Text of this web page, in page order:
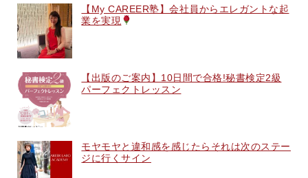
【My CAREER塾】会社員からエレガントな起
業を実現
【出版のご案内】10日間で合格!秘書検定2級
パーフェクトレッスン
モヤモヤと違和感を感じたらそれは次のステー
ジに行くサイン